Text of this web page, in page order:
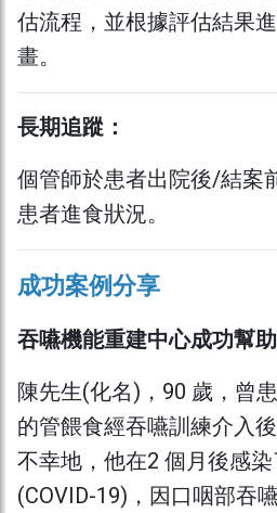
估流程，並根據評估結果
畫。
長期追蹤：
個管師於患者出院後/結案
患者進食狀況。
成功案例分享
吞嚥機能重建中心成功幫
陳先生(化名)，90 歲，曾
的管餵食經吞嚥訓練介入
不幸地，他在2 個月後感
(COVID-19)，因口咽部吞